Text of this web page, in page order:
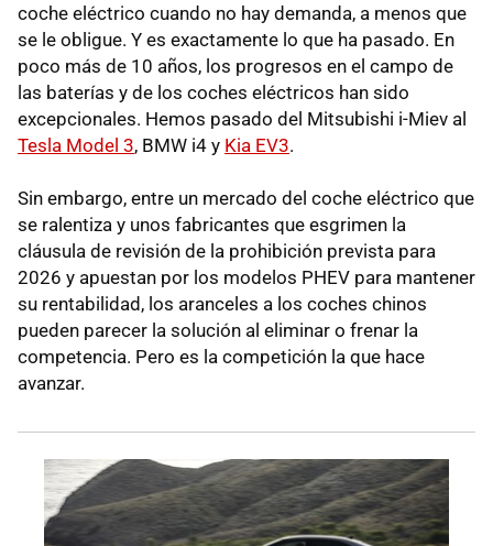
coche eléctrico cuando no hay demanda, a menos que
se le obligue. Y es exactamente lo que ha pasado. En
poco más de 10 años, los progresos en el campo de
las baterías y de los coches eléctricos han sido
excepcionales. Hemos pasado del Mitsubishi i-Miev al
Tesla Model 3, BMW i4 y Kia EV3.
Sin embargo, entre un mercado del coche eléctrico que
se ralentiza y unos fabricantes que esgrimen la
cláusula de revisión de la prohibición prevista para
2026 y apuestan por los modelos PHEV para mantener
su rentabilidad, los aranceles a los coches chinos
pueden parecer la solución al eliminar o frenar la
competencia. Pero es la competición la que hace
avanzar.